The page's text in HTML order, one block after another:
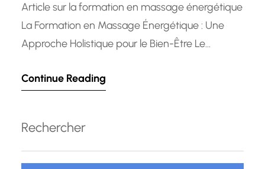
Article sur la formation en massage énergétique
La Formation en Massage Énergétique : Une
Approche Holistique pour le Bien-Être Le
ancienne qui vise à rééquilibrer les énergies du
repose sur le principe selon lequel notre…
Continue Reading
Rechercher